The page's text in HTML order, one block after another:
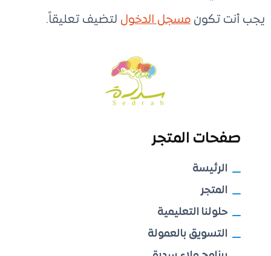
يجب أنت تكون مسجل الدخول لتضيف تعليقاً.
صفحات المتجر
الرئيسة
المتجر
حلولنا التعليمية
التسويق بالعمولة